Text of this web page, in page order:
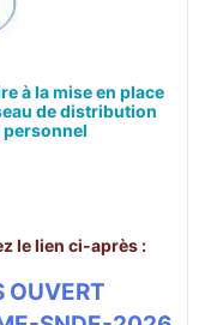
à la mise en place
de distribution
personnel
le lien ci-après :
OUVERT